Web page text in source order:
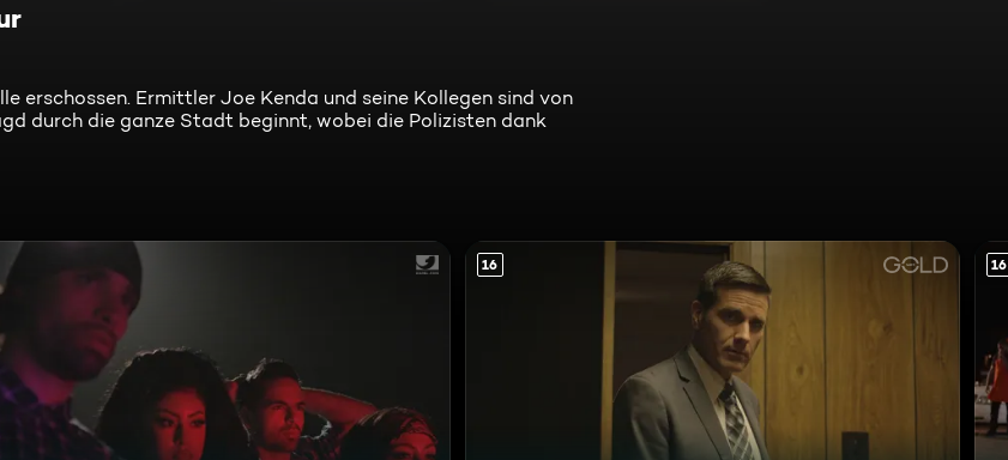
erschossen. Ermittler Joe Kenda und seine Kollegen sind von
durch die ganze Stadt beginnt, wobei die Polizisten dank
16 16